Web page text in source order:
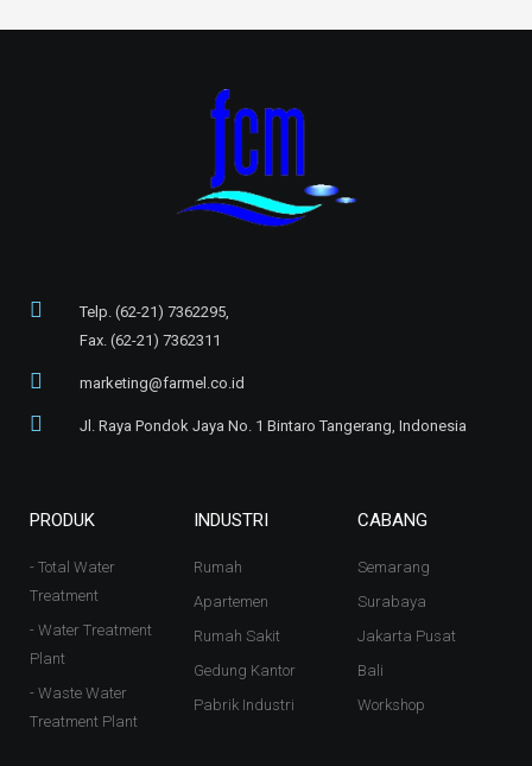
Telp. (62-21) 7362295,
Fax. (62-21) 7362311
marketing@farmel.co.id
Jl. Raya Pondok Jaya No. 1 Bintaro Tangerang, Indonesia
PRODUK
- Total Water
Treatment
- Water Treatment
Plant
- Waste Water
Treatment Plant
INDUSTRI
Rumah
Apartemen
Rumah Sakit
Gedung Kantor
Pabrik Industri
CABANG
Semarang
Surabaya
Jakarta Pusat
Bali
Workshop